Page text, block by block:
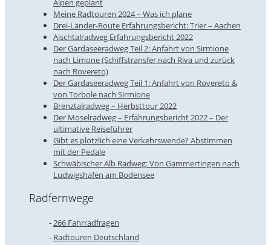
Alpen geplant
Meine Radtouren 2024 – Was ich plane
Drei-Länder-Route Erfahrungsbericht: Trier – Aachen
Aischtalradweg Erfahrungsbericht 2022
Der Gardaseeradweg Teil 2: Anfahrt von Sirmione
nach Limone (Schiffstransfer nach Riva und zurück
nach Rovereto)
Der Gardaseeradweg Teil 1: Anfahrt von Rovereto &
von Torbole nach Sirmione
Brenztalradweg – Herbsttour 2022
Der Moselradweg – Erfahrungsbericht 2022 – Der
ultimative Reiseführer
Gibt es plötzlich eine Verkehrswende? Abstimmen
mit der Pedale
Schwäbischer Alb Radweg: Von Gammertingen nach
Ludwigshafen am Bodensee
Radfernwege
266 Fahrradfragen
Radtouren Deutschland